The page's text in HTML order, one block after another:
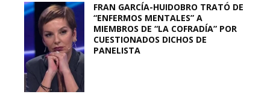
FRAN GARCÍA-HUIDOBRO TRATÓ DE
“ENFERMOS MENTALES” A
MIEMBROS DE “LA COFRADÍA” POR
CUESTIONADOS DICHOS DE
PANELISTA